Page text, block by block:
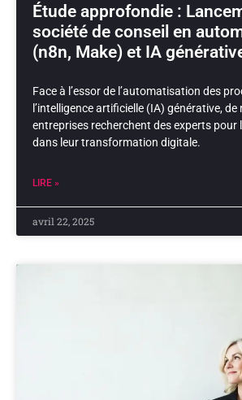
Étude approfondie :
société de conseil en
(n8n, Make) et IA
Face à l’essor de l’automatisation des
l’intelligence artificielle (IA) générative,
entreprises recherchent des experts pour
dans leur transformation digitale.
LIRE »
avril 22, 2025